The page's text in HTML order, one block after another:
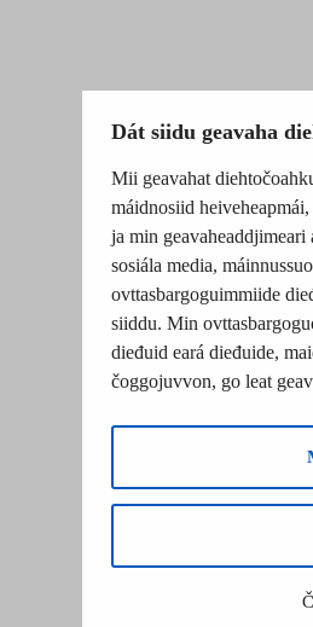
Dát siidu geavaha
Mii geavahat
máidnosiid
ja min
sosiála media,
ovttasbargoguimmiide
siiddu. Min
dieđuid eará dieđuide,
čoggojuvvon, go leat